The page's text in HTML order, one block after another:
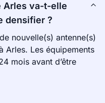
Arles va-t-elle
densifier ?
nouvelle(s) antenne(s)
Arles. Les équipements
mois avant d’être